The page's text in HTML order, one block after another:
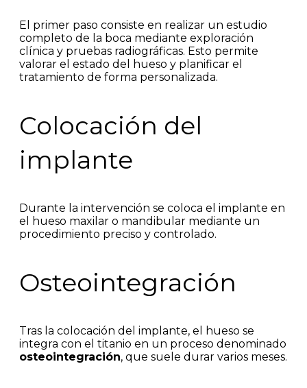
El primer paso consiste en realizar un estudio
completo de la boca mediante exploración
clínica y pruebas radiográficas. Esto permite
valorar el estado del hueso y planificar el
tratamiento de forma personalizada.
Colocación del
implante
Durante la intervención se coloca el implante en
el hueso maxilar o mandibular mediante un
procedimiento preciso y controlado.
Osteointegración
Tras la colocación del implante, el hueso se
integra con el titanio en un proceso denominado
osteointegración, que suele durar varios meses.